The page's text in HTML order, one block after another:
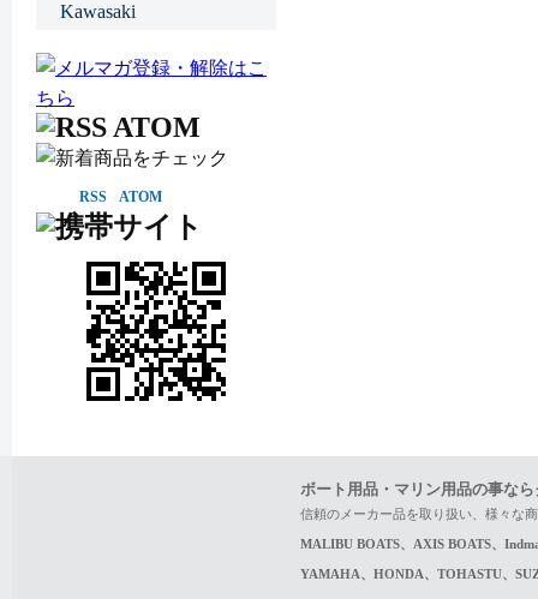
Kawasaki
RSS ATOM
ボート用品・マリン用品の事な
信頼のメーカー品を取り扱い、様々な
MALIBU BOATS、AXIS BOATS、
YAMAHA、HONDA、TOHASTU、